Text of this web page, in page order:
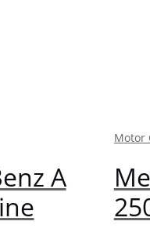
A
Motor